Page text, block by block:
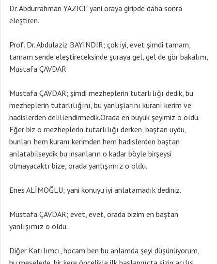
Dr. Abdurrahman YAZICI; yani oraya giripde daha sonra
eleştiren.
Prof. Dr. Abdulaziz BAYINDIR; çok iyi, evet şimdi tamam,
tamam sende eleştireceksinde şuraya gel, gel de gör bakalım,
Mustafa ÇAVDAR
Mustafa ÇAVDAR; şimdi mezheplerin tutarlılığı dedik, bu
mezheplerin tutarlılığını, bu yanlışlarını kuranı kerim ve
hadislerden delillendirmedik.Orada en büyük şeyimiz o oldu.
Eğer biz o mezheplerin tutarlılığı derken, baştan uydu,
bunları hem kuranı kerimden hem hadislerden baştan
anlatabilseydik bu insanların o kadar böyle birşeysi
olmayacaktı bize, orada yanlışımız o oldu.
Enes ALİMOĞLU; yani konuyu iyi anlatamadık dediniz.
Mustafa ÇAVDAR; evet, evet, orada bizim en baştan
yanlışımız o oldu.
Diğer Katılımcı, hocam ben bu anlamda şeyi düşünüyorum,